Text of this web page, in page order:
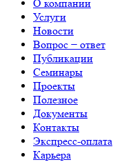
О компании
Услуги
Новости
Вопрос − ответ
Публикации
Семинары
Проекты
Полезное
Документы
Контакты
Экспресс-оплата
Карьера